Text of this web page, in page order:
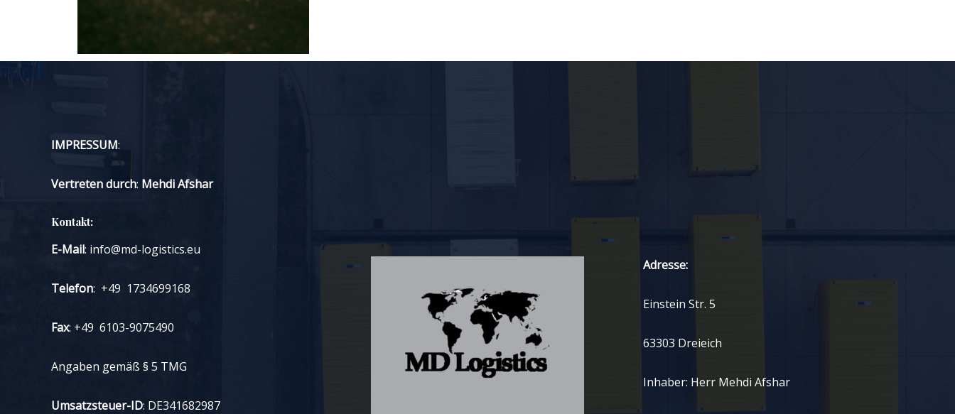
IMPRESSUM:
Vertreten durch: Mehdi Afshar
Kontakt:
E-Mail: info@md-logistics.eu
Telefon: +49 1734699168
Fax: +49 6103-9075490
Angaben gemäß § 5 TMG
Umsatzsteuer-ID: DE341682987
Adresse:
Einstein Str. 5
63303 Dreieich
Inhaber: Herr Mehdi Afshar